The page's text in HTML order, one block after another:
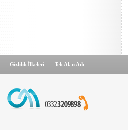
Gizlilik İlkeleri Tek Alan Adı